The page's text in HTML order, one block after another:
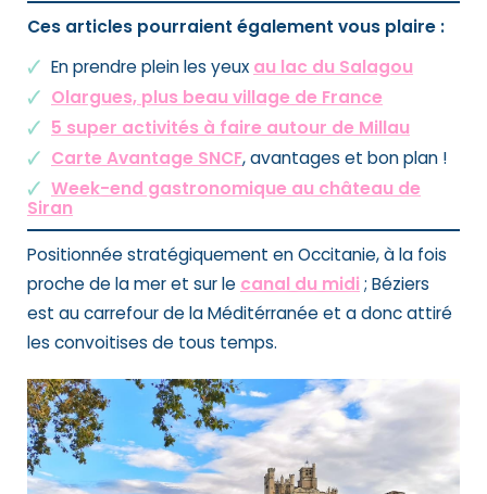
Ces articles pourraient également vous plaire :
En prendre plein les yeux au lac du Salagou
Olargues, plus beau village de France
5 super activités à faire autour de Millau
Carte Avantage SNCF, avantages et bon plan !
Week-end gastronomique au château de
Siran
Positionnée stratégiquement en Occitanie, à la fois
proche de la mer et sur le canal du midi ; Béziers
est au carrefour de la Méditérranée et a donc attiré
les convoitises de tous temps.